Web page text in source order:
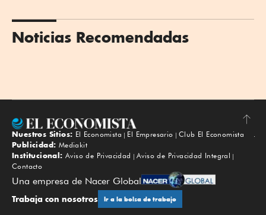
Noticias Recomendadas
Subir
Nuestros Sitios: El Economista El Empresario
Club El Economista
Publicidad: Mediakit
Institucional: Aviso de Privacidad
Aviso de Privacidad Integral
Contacto
Una empresa de Nacer Global
Trabaja con nosotros Ir a la bolsa de trabajo